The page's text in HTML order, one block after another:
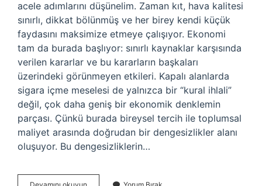
acele adımlarını düşünelim. Zaman kıt, hava kalitesi
sınırlı, dikkat bölünmüş ve her birey kendi küçük
faydasını maksimize etmeye çalışıyor. Ekonomi
tam da burada başlıyor: sınırlı kaynaklar karşısında
verilen kararlar ve bu kararların başkaları
üzerindeki görünmeyen etkileri. Kapalı alanlarda
sigara içme meselesi de yalnızca bir “kural ihlali”
değil, çok daha geniş bir ekonomik denklemin
parçası. Çünkü burada bireysel tercih ile toplumsal
maliyet arasında doğrudan bir dengesizlikler alanı
oluşuyor. Bu dengesizliklerin…